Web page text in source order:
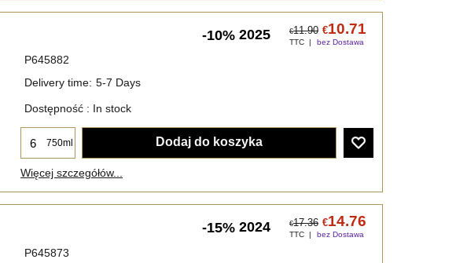
-10% 2025 €11.90 €10.71
TTC bez Dostawa
P645882
Delivery time: 5-7 Days
Dostępność : In stock
750ml Dodaj do koszyka
Więcej szczegółów...
-15% 2024 €17.36 €14.76
TTC bez Dostawa
P645873